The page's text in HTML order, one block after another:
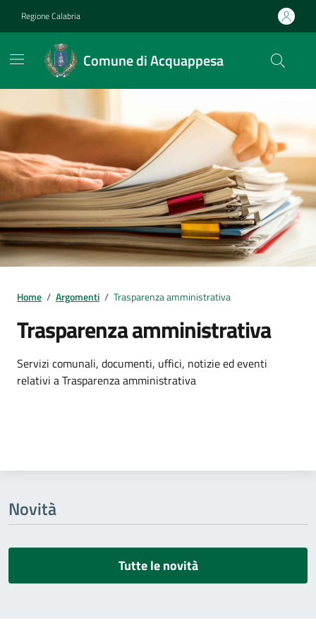
Regione Calabria
Comune di Acquappesa
Home / Argomenti / Trasparenza amministrativa
Trasparenza amministrativa
Dettagli dell'argomento
Servizi comunali, documenti, uffici, notizie ed eventi
relativi a Trasparenza amministrativa
Novità
Tutte le novità